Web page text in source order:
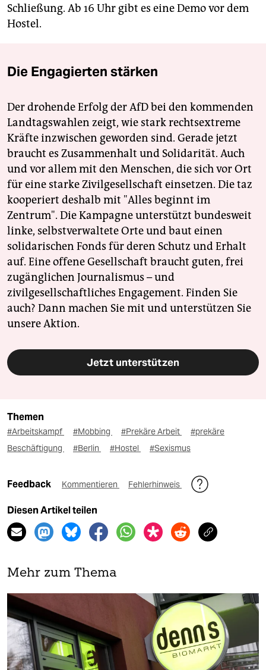
Schließung. Ab 16 Uhr gibt es eine Demo vor dem
Hostel.
Die Engagierten stärken
Der drohende Erfolg der AfD bei den kommenden
Landtagswahlen zeigt, wie stark rechtsextreme
Kräfte inzwischen geworden sind. Gerade jetzt
braucht es Zusammenhalt und Solidarität. Auch
und vor allem mit den Menschen, die sich vor Ort
für eine starke Zivilgesellschaft einsetzen. Die taz
kooperiert deshalb mit "Alles beginnt im
Zentrum". Die Kampagne unterstützt bundesweit
linke, selbstverwaltete Orte und baut einen
solidarischen Fonds für deren Schutz und Erhalt
auf. Eine offene Gesellschaft braucht guten, frei
zugänglichen Journalismus – und
zivilgesellschaftliches Engagement. Finden Sie
auch? Dann machen Sie mit und unterstützen Sie
unsere Aktion.
Jetzt unterstützen
Themen
#Arbeitskampf #Mobbing #Prekäre Arbeit
#prekäre
Beschäftigung
#Berlin #Hostel #Sexismus
Feedback Kommentieren Fehlerhinweis
Diesen Artikel teilen
Mehr zum Thema